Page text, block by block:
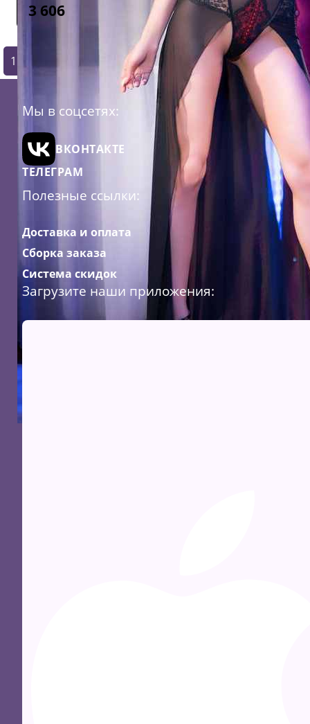
3 606
1 5 6 8 9 10 11
Мы в соцсетях:
ВКОНТАКТЕ
ТЕЛЕГРАМ
Полезные ссылки:
Доставка и оплата
Сборка заказа
Система скидок
Загрузите наши приложения: